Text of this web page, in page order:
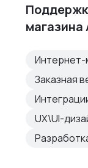
магазина
Интернет-
Заказная
UX\UI-